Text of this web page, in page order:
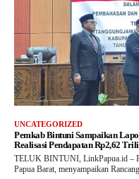
UNCATEGORIZED
Pemkab Bintuni Sampaikan
Realisasi Pendapatan Rp2,62
TELUK BINTUNI, LinkPapua.id –
Papua Barat, menyampaikan